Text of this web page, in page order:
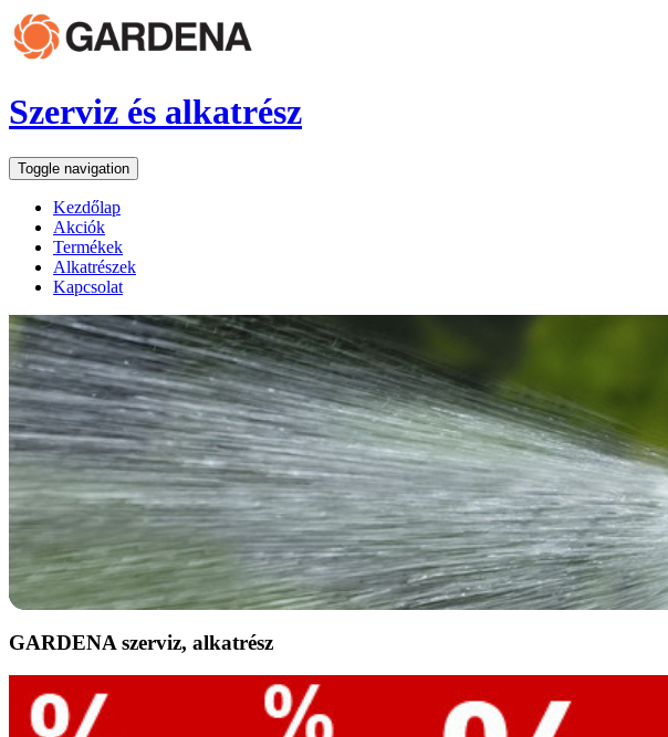
Szerviz és alkatrész
Toggle navigation
Kezdőlap
Akciók
Termékek
Alkatrészek
Kapcsolat
GARDENA szerviz, alkatrész